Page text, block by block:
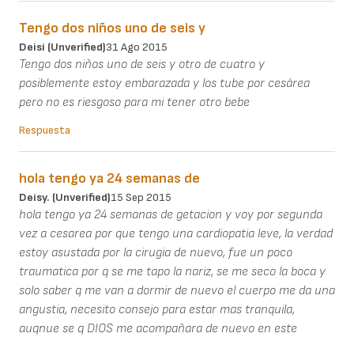
Tengo dos niños uno de seis y
Deisi (unverified)31 Ago 2015
Tengo dos niños uno de seis y otro de cuatro y
posiblemente estoy embarazada y los tube por cesárea
pero no es riesgoso para mi tener otro bebe
Respuesta
hola tengo ya 24 semanas de
Deisy. (unverified)15 Sep 2015
hola tengo ya 24 semanas de getacion y voy por segunda
vez a cesarea por que tengo una cardiopatia leve, la verdad
estoy asustada por la cirugia de nuevo, fue un poco
traumatica por q se me tapo la nariz, se me seco la boca y
solo saber q me van a dormir de nuevo el cuerpo me da una
angustia, necesito consejo para estar mas tranquila,
auqnue se q DIOS me acompañara de nuevo en este